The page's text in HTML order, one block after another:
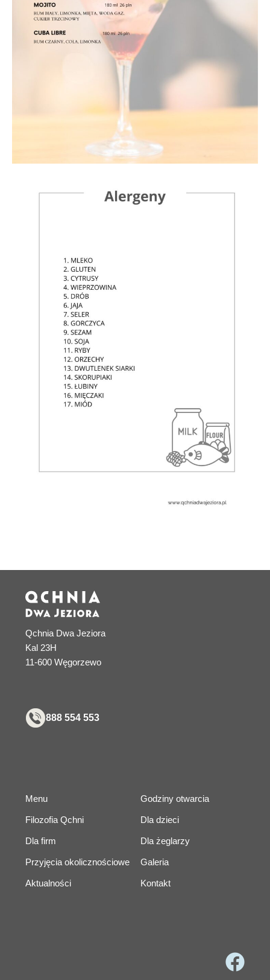
Qchnia Dwa Jeziora
Kal 23H
11-600 Węgorzewo
888 554 553
Menu Godziny otwarcia
Filozofia Qchni Dla dzieci
Dla firm Dla żeglarzy
Przyjęcia okolicznościowe Galeria
Aktualności Kontakt